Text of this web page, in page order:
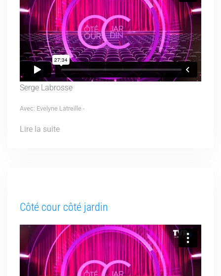
Serge Labrosse
Avec: Evelyne Latreille -
Lire la suite
Côté cour côté jardin